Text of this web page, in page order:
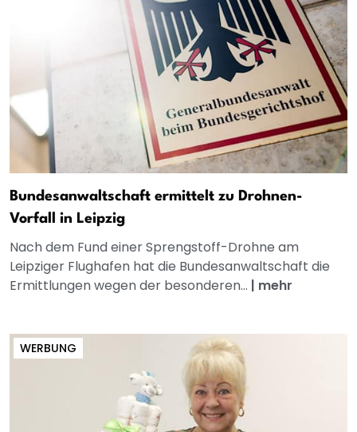
Bundesanwaltschaft ermittelt zu Drohnen-
Vorfall in Leipzig
Nach dem Fund einer Sprengstoff-Drohne am
Leipziger Flughafen hat die Bundesanwaltschaft die
Ermittlungen wegen der besonderen... | mehr
WERBUNG